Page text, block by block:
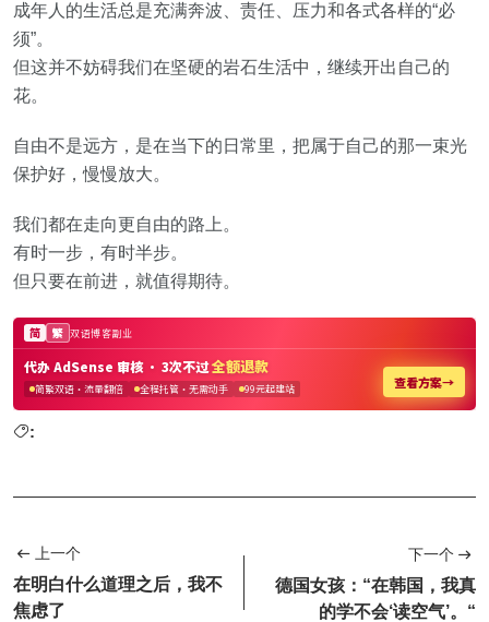
成年人的生活总是充满奔波、责任、压力和各式各样的“必
须”。
但这并不妨碍我们在坚硬的岩石生活中，继续开出自己的
花。
自由不是远方，是在当下的日常里，把属于自己的那一束光
保护好，慢慢放大。
我们都在走向更自由的路上。
有时一步，有时半步。
但只要在前进，就值得期待。
:
上一个
在明白什么道理之后，我不
焦虑了
下一个
德国女孩：“在韩国，我真
的学不会‘读空气’。“